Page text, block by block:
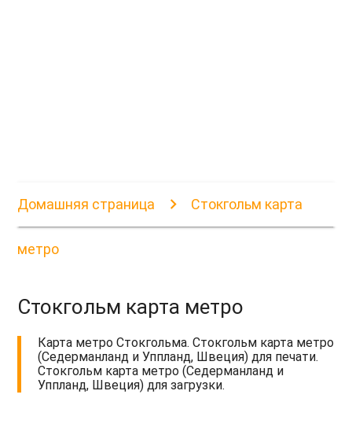
Домашняя страница Стокгольм карта
метро
Стокгольм карта метро
Карта метро Стокгольма. Стокгольм карта метро
(Седерманланд и Уппланд, Швеция) для печати.
Стокгольм карта метро (Седерманланд и
Уппланд, Швеция) для загрузки.